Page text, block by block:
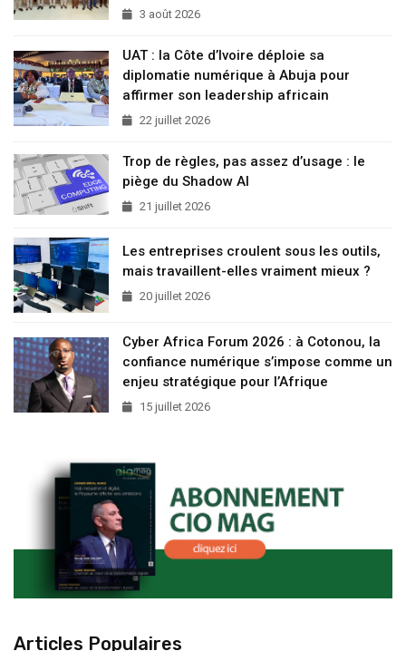
3 août 2026
UAT : la Côte d’Ivoire déploie sa
diplomatie numérique à Abuja pour
affirmer son leadership africain
22 juillet 2026
Trop de règles, pas assez d’usage : le
piège du Shadow AI
21 juillet 2026
Les entreprises croulent sous les outils,
mais travaillent-elles vraiment mieux ?
20 juillet 2026
Cyber Africa Forum 2026 : à Cotonou, la
confiance numérique s’impose comme un
enjeu stratégique pour l’Afrique
15 juillet 2026
Articles Populaires